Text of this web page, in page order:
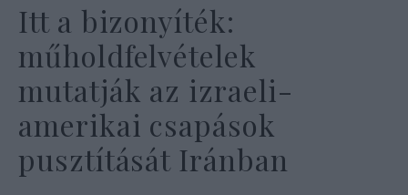
Itt a bizonyíték:
műholdfelvételek
mutatják az izraeli-
amerikai csapások
pusztítását Iránban